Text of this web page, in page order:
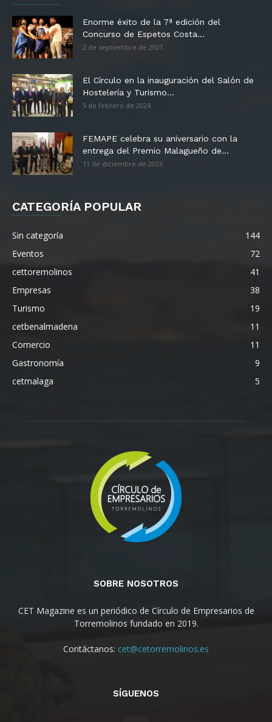
Enorme éxito de la 7ª edición del
Concurso de Espetos Costa...
2 de septiembre de 2021
El Círculo en la inauguración del Salón de
Hostelería y Turismo...
5 de febrero de 2024
FEMAPE celebra su aniversario con la
entrega del Premio Malagueño de...
11 de diciembre de 2023
CATEGORÍA POPULAR
Sin categoría
144
Eventos
72
cettoremolinos
41
Empresas
38
Turismo
19
cetbenalmadena
11
Comercio
11
Gastronomía
9
cetmalaga
5
SOBRE NOSOTROS
CET Magazine es un periódico de Círculo de Empresarios de
Torremolinos fundado en 2019.
Contáctanos: cet@cetorremolinos.es
SÍGUENOS